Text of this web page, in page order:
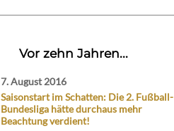
Vor zehn Jahren...
7. August 2016
Saisonstart im Schatten: Die 2. Fußball-
Bundesliga hätte durchaus mehr
Beachtung verdient!